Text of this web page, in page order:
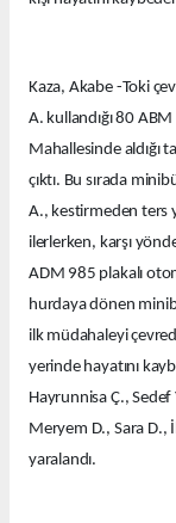
Kaza, Akabe -Toki
A. kullandığı 80
Mahallesinde aldığı
çıktı. Bu sırada
A., kestirmeden ters
ilerlerken, karşı
ADM 985 plakalı
hurdaya dönen
ilk müdahaleyi
yerinde hayatını
Hayrunnisa Ç.,
Meryem D., Sara D.,
yaralandı.